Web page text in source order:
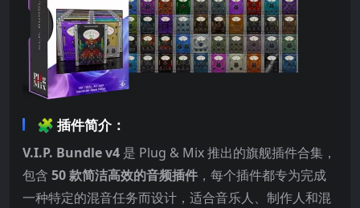
🧩 插件简介：
V.I.P. Bundle v4 是 Plug & Mix 推出的旗舰插件合集，
包含 50 款简洁高效的音频插件 ，每个插件都专为完成
一种特定的混音任务而设计，适合音乐人、制作人和混